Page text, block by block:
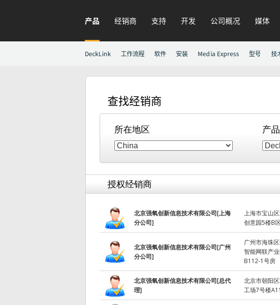
产品 经销商 支持 开发 公司概况 媒体
DeckLink 工作流程 软件 安装 Media Express 型号 技
查找经销商
所在地区 产
授权经销商
北京强氧创新信息技术有限公司[上海
分公司]
上海市宝山
创意园5楼B
北京强氧创新信息技术有限公司[广州
分公司]
广州市海珠
智能网联产
B112-1号房
北京强氧创新信息技术有限公司[总代
理]
北京市朝阳
工场7号楼